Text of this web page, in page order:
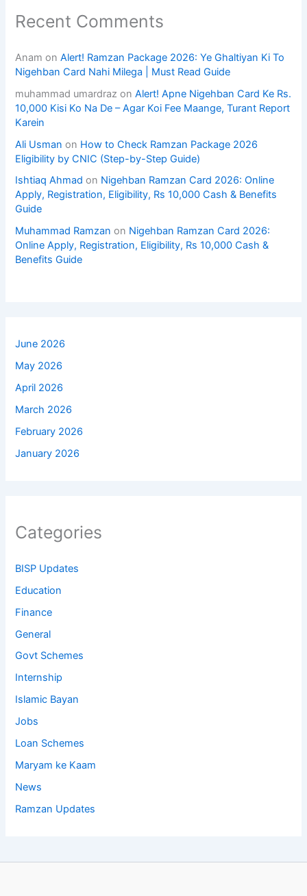
Recent Comments
Anam onAlert! Ramzan Package 2026: Ye Ghaltiyan Ki To
Nigehban Card Nahi Milega | Must Read Guide
muhammad umardraz onAlert! Apne Nigehban Card Ke Rs.
10,000 Kisi Ko Na De – Agar Koi Fee Maange, Turant Report
Karein
Ali Usman on How to Check Ramzan Package 2026
Eligibility by CNIC (Step-by-Step Guide)
Ishtiaq Ahmad on Nigehban Ramzan Card 2026: Online
Apply, Registration, Eligibility, Rs 10,000 Cash & Benefits
Guide
Muhammad Ramzan on Nigehban Ramzan Card 2026:
Online Apply, Registration, Eligibility, Rs 10,000 Cash &
Benefits Guide
June 2026
May 2026
April 2026
March 2026
February 2026
January 2026
Categories
BISP Updates
Education
Finance
General
Govt Schemes
Internship
Islamic Bayan
Jobs
Loan Schemes
Maryam ke Kaam
News
Ramzan Updates